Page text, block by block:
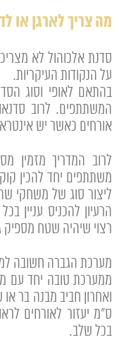
מה צריך לארגן או
סדנת אלכוהול לא
על הנקודות העיקריות.
בהתאם לאופי וסוג
אורחים כאשר יש
לרוב המדריך מזמין
משתתפים יחד להכין
ליצור סוג של משחקי
הרעיון להכניס עניין
רצוי שיהיה שטח מספיק
מערכת הגברה חשובה
ממערכת טובה יחד עם
ס"מ יעזור לאורחים
בכל שלב.